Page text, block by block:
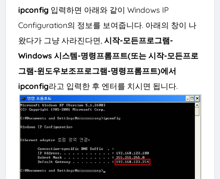
ipconfig 입력하면 아래와 같이 Windows IP
Configuration의 정보를 보여줍니다. 아래의 창이 나
왔다가 그냥 사라진다면, 시작-모든프로그램-
Windows 시스템-명령프롬프트(또는 시작-모든프로
그램-윈도우보조프로그램-명령프롬프트)에서
ipconfig라고 입력한 후 엔터를 치시면 됩니다.